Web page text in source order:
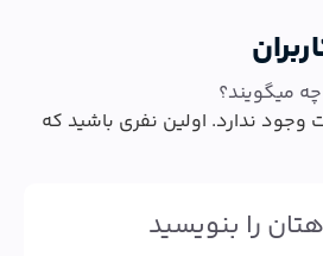
چه میگویند؟
ندارد. اولین نفری باشید که
را بنویسید